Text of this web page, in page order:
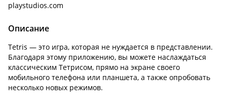
playstudios.com
Описание
Tetris — это игра, которая не нуждается в представлении.
Благодаря этому приложению, вы можете наслаждаться
классическим Тетрисом, прямо на экране своего
мобильного телефона или планшета, а также опробовать
несколько новых режимов.